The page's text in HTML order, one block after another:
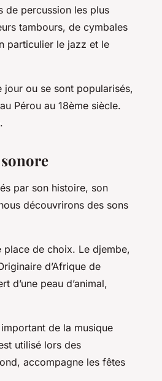
de percussion les plus
tambours, de cymbales
particulier le jazz et le
jour ou se sont popularisés,
Pérou au 18ème siècle.
par son histoire, son
découvrirons des sons
place de choix. Le djembe,
d’Afrique de
d’une peau d’animal,
de la musique
utilisé lors des
accompagne les fêtes